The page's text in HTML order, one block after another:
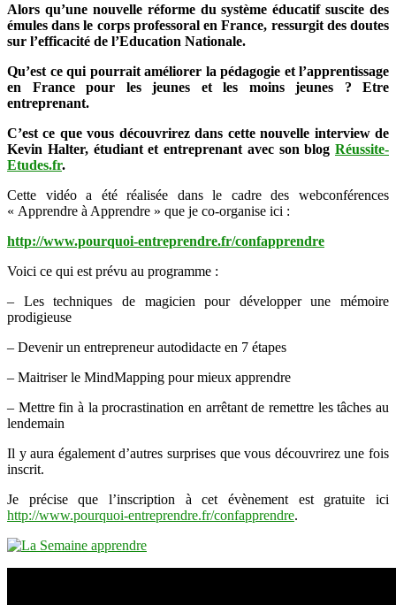
la
plus
–
Kévin
Alors qu’une nouvelle réforme du système éducatif suscite des
émules dans le corps professoral en France, ressurgit des doutes
sur l’efficacité de l’Education Nationale.
Qu’est ce qui pourrait améliorer la pédagogie et l’apprentissage
en France pour les jeunes et les moins jeunes ? Etre
entreprenant.
C’est ce que vous découvrirez dans cette nouvelle interview de
Kevin Halter, étudiant et entreprenant avec son blog Réussite-
Etudes.fr.
Cette vidéo a été réalisée dans le cadre des webconférences
« Apprendre à Apprendre » que je co-organise ici :
http://www.pourquoi-entreprendre.fr/confapprendre
Voici ce qui est prévu au programme :
– Les techniques de magicien pour développer une mémoire
prodigieuse
– Devenir un entrepreneur autodidacte en 7 étapes
– Maitriser le MindMapping pour mieux apprendre
– Mettre fin à la procrastination en arrêtant de remettre les tâches au
lendemain
Il y aura également d’autres surprises que vous découvrirez une fois
inscrit.
Je précise que l’inscription à cet évènement est gratuite ici
http://www.pourquoi-entreprendre.fr/confapprendre.